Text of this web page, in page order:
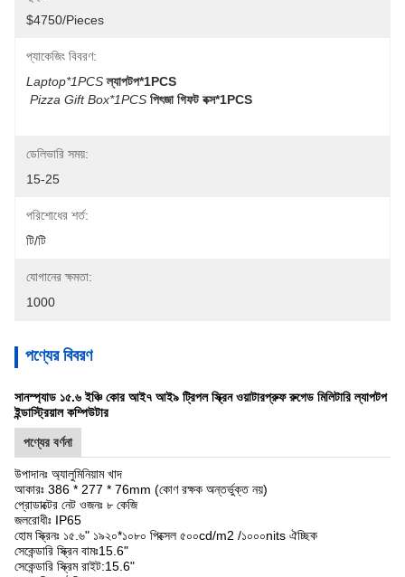
$4750/pieces
প্যাকেজিং বিবরণ:
Laptop*1PCS ল্যাপটপ*1PCS
Pizza Gift Box*1PCS পিৎজা গিফট বক্স*1PCS
ডেলিভারি সময়:
15-25
পরিশোধের শর্ত:
টি/টি
যোগানের ক্ষমতা:
1000
পণ্যের বিবরণ
সানস্প্যাড ১৫.৬ ইঞ্চি কোর আই৭ আই৯ ট্রিপল স্ক্রিন ওয়াটারপ্রুফ রুগেড মিলিটারি ল্যাপটপ
ইন্ডাস্ট্রিয়াল কম্পিউটার
পণ্যের বর্ণনা
উপাদানঃ অ্যালুমিনিয়াম খাদ
আকারঃ 386 * 277 * 76mm (কোণ রক্ষক অন্তর্ভুক্ত নয়)
প্রোডাক্টের নেট ওজনঃ ৮ কেজি
জলরোধীঃ IP65
হোম স্ক্রিনঃ ১৫.৬" ১৯২০*১০৮০ পিক্সেল ৫০০cd/m2 /১০০০nits ঐচ্ছিক
সেকেন্ডারি স্ক্রিন বামঃ15.6"
সেকেন্ডারি স্ক্রিম রাইট:15.6"